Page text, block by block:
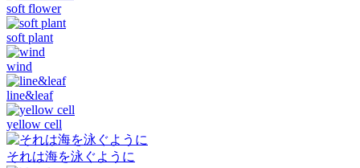
soft flower
soft plant
wind
line&leaf
yellow cell
それは海を泳ぐように